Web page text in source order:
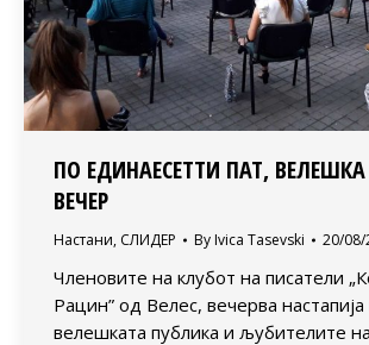
ПО ЕДИНАЕСЕТТИ ПАТ,
ВЕЧЕР
Настани, СЛИДЕР By Ivica Tasevski 20/08/
Членовите на клубот на писатели
Рацин” од Велес, вечерва
велешката публика и љубителите